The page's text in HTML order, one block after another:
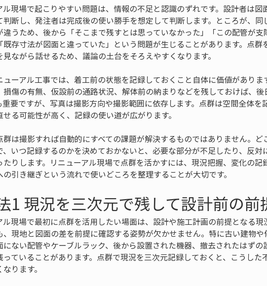
ル現場で起こりやすい問題は、情報の不足と認識のずれです。設計者は
判断し、発注者は完成後の使い勝手を想定して判断します。ところが、
違うため、後から「そこまで残すとは思っていなかった」「この配管が
既存寸法が図面と違っていた」という問題が生じることがあります。点群
ながら話せるため、議論の土台をそろえやすくなります。
ューアル工事では、着工前の状態を記録しておくこと自体に価値があり
損傷の有無、仮設前の通路状況、解体前の納まりなどを残しておけば、
重要ですが、写真は撮影方向や撮影範囲に依存します。点群は空間全体を
る可能性が高く、記録の使い道が広がります。
群は撮影すれば自動的にすべての課題が解決するものではありません。
、いつ記録するのかを決めておかないと、必要な部分が不足したり、反
たりします。リニューアル現場で点群を活かすには、現況把握、変化の
引き継ぎという流れで使いどころを整理することが大切です。
1 現況を三次元で残して設計前の前
ル現場で最初に点群を活用したい場面は、設計や施工計画の前提となる
、現地と図面の差を前提に確認する姿勢が欠かせません。特に古い建物
にない配管やケーブルラック、後から設置された機器、撤去されたはず
っていることがあります。点群で現況を三次元記録しておくと、こうし
ります。